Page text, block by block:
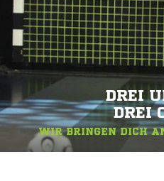
DREI
DREI
WIR BRINGEN DICH